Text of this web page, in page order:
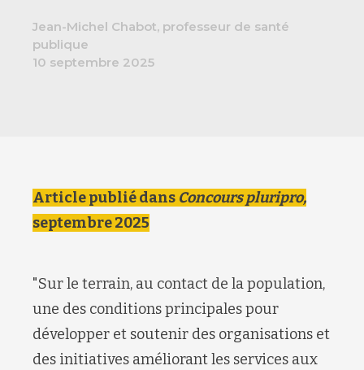
Jean-Michel Chabot, professeur de santé
publique
10 septembre 2025
Article publié dans Concours pluripro,
septembre 2025
"Sur le terrain, au contact de la population,
une des conditions principales pour
développer et soutenir des organisations et
des initiatives améliorant les services aux